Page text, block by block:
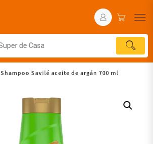
Shampoo Savilé aceite de argán 700 ml